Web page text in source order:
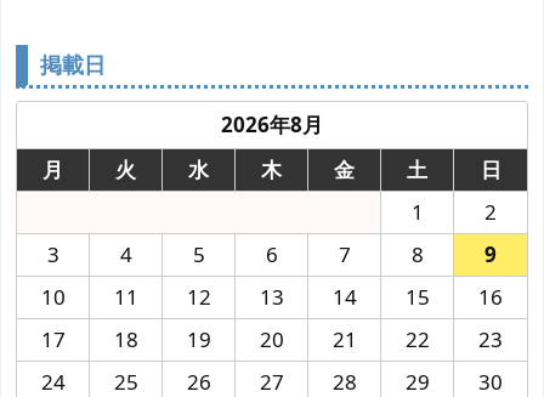
掲載日
2026年8月
月
火 水 木 金 土
日
1
2
3
4 5 6 7 8
9
10
11 12 13 14 15
16
17
18 19 20 21 22
23
24
25 26 27 28 29
30